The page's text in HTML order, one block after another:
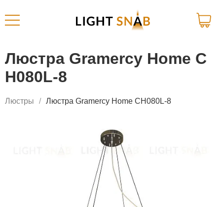
Люстра Gramercy Home C
H080L-8
Люстры Люстра Gramercy Home CH080L-8